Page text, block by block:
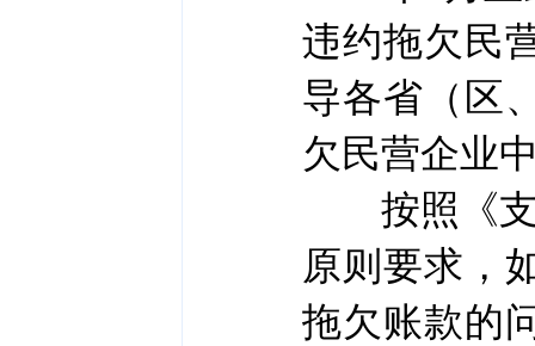
违约拖欠民
导各省（区
欠民营企业
按照《支
原则要求，
拖欠账款的